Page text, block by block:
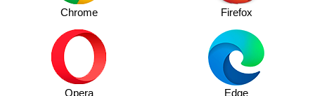
Chrome Firefox
Opera Edge